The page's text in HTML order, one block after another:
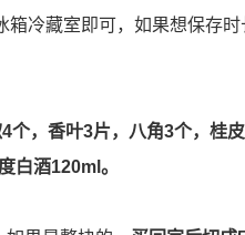
冷藏室即可，如果想保存
个，香叶3片，八角3个，桂
白酒120ml。